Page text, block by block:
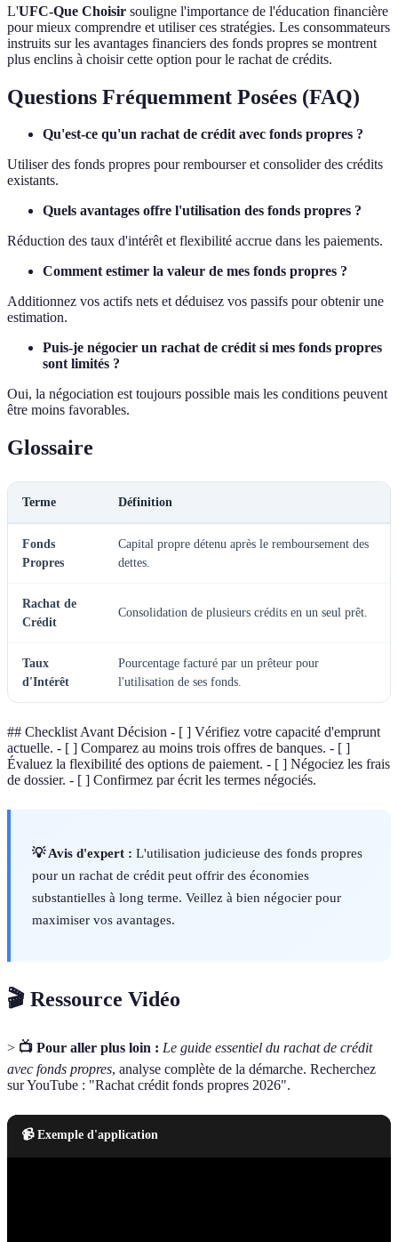
L'UFC-Que Choisir souligne l'importance de l'éducation financière
pour mieux comprendre et utiliser ces stratégies. Les consommateurs
instruits sur les avantages financiers des fonds propres se montrent
plus enclins à choisir cette option pour le rachat de crédits.
Questions Fréquemment Posées (FAQ)
Qu'est-ce qu'un rachat de crédit avec fonds propres ?
Utiliser des fonds propres pour rembourser et consolider des crédits
existants.
Quels avantages offre l'utilisation des fonds propres ?
Réduction des taux d'intérêt et flexibilité accrue dans les paiements.
Comment estimer la valeur de mes fonds propres ?
Additionnez vos actifs nets et déduisez vos passifs pour obtenir une
estimation.
Puis-je négocier un rachat de crédit si mes fonds propres
sont limités ?
Oui, la négociation est toujours possible mais les conditions peuvent
être moins favorables.
Glossaire
Terme Définition
Fonds
Propres
Capital propre détenu après le remboursement des
dettes.
Rachat de
Crédit
Consolidation de plusieurs crédits en un seul prêt.
Taux
d'Intérêt
Pourcentage facturé par un prêteur pour
l'utilisation de ses fonds.
## Checklist Avant Décision - [ ] Vérifiez votre capacité d'emprunt
actuelle. - [ ] Comparez au moins trois offres de banques. - [ ]
Évaluez la flexibilité des options de paiement. - [ ] Négociez les frais
de dossier. - [ ] Confirmez par écrit les termes négociés.
💡 Avis d'expert : L'utilisation judicieuse des fonds propres
pour un rachat de crédit peut offrir des économies
substantielles à long terme. Veillez à bien négocier pour
maximiser vos avantages.
🎬 Ressource Vidéo
> 📺 Pour aller plus loin : Le guide essentiel du rachat de crédit
avec fonds propres, analyse complète de la démarche. Recherchez
sur YouTube : "Rachat crédit fonds propres 2026".
📹 Exemple d'application